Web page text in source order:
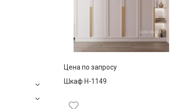
Цена по запросу
Шкаф Н-1149